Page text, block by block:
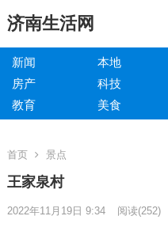
济南生活网
新闻 本地
房产
科技
教育
美食
首页 景点
王家泉村
2022年11月19日 9:34 阅读(252)